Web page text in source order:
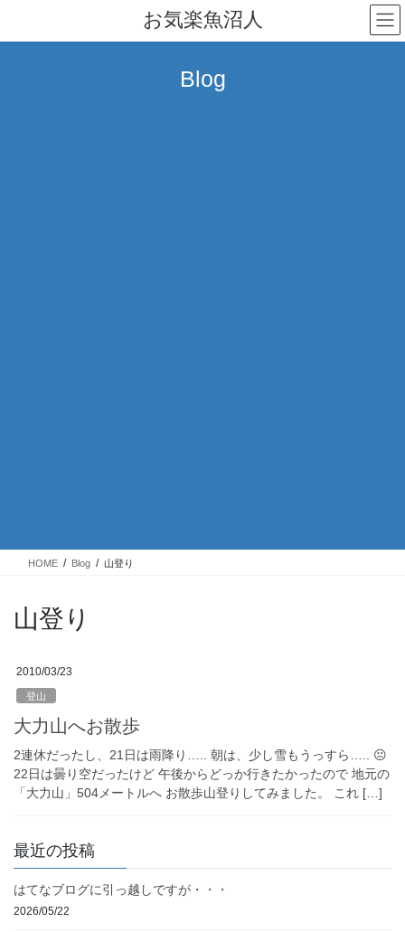
テ
ゲ
お気楽魚沼人
Blog
HOME Blog 山登り
山登り
2010/03/23
登山
大力山へお散歩
2連休だったし、21日は雨降り….. 朝は、少し雪もうっすら….. 😐
22日は曇り空だったけど 午後からどっか行きたかったので 地元の
「大力山」504メートルへ お散歩山登りしてみました。 これ […]
最近の投稿
はてなブログに引っ越しですが・・・
2026/05/22